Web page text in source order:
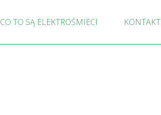
CO TO SĄ ELEKTROŚMIECI KONTAKT